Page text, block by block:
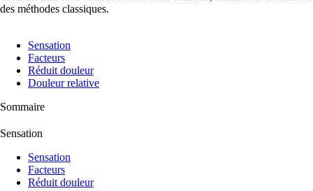
des méthodes classiques.
Sensation
Facteurs
Réduit douleur
Douleur relative
Sommaire
Sensation
Sensation
Facteurs
Réduit douleur